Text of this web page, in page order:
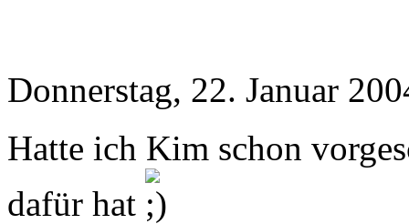
Donnerstag, 22. Januar
Hatte ich Kim schon
dafür hat